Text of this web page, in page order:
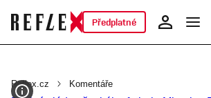
Předplatné
Reflex.cz Komentáře